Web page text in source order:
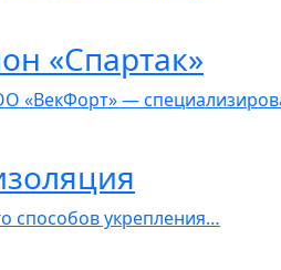
«Спартак»
«ВекФорт» —
способов укрепления…